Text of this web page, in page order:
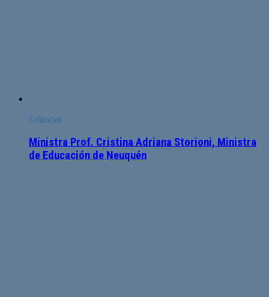
Editorial
Ministra Prof. Cristina Adriana Storioni, Ministra
de Educación de Neuquén